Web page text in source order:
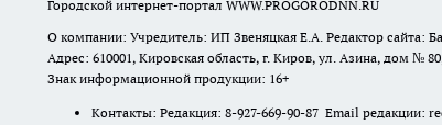
Городской интернет-портал WWW.PROGORODNN.RU
О компании: Учредитель: ИП Звеняцкая Е.А. Редактор сайта:
Адрес: 610001, Кировская область, г. Киров, ул. Азина, дом №
Знак информационной продукции: 16+
Контакты: Редакция: 8-927-669-90-87 Email редакции: